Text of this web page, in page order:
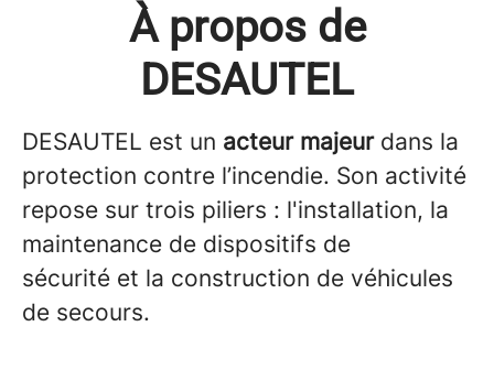
À propos de
DESAUTEL
DESAUTEL est un acteur majeurdans la
protection contre l’incendie. Son activité
repose sur trois piliers : l'installation, la
maintenance de dispositifs de
sécurité et la construction de véhicules
de secours.